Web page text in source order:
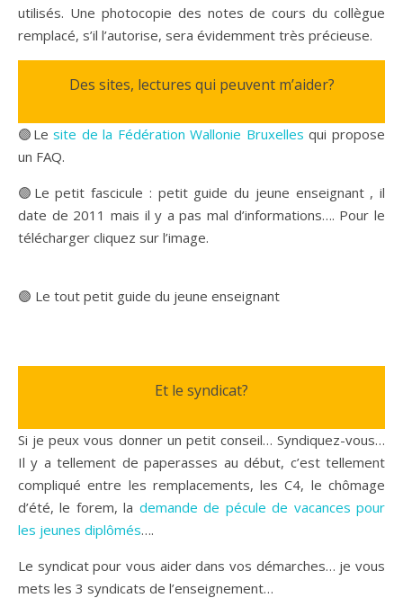
utilisés. Une photocopie des notes de cours du collègue
remplacé, s’il l’autorise, sera évidemment très précieuse.
Des sites, lectures qui peuvent m’aider?
🟣Lesite de la Fédération Wallonie Bruxelles qui propose
un FAQ.
🟣Le petit fascicule : petit guide du jeune enseignant , il
date de 2011 mais il y a pas mal d’informations…. Pour le
télécharger cliquez sur l’image.
🟣 Le tout petit guide du jeune enseignant
Et le syndicat?
Si je peux vous donner un petit conseil… Syndiquez-vous…
Il y a tellement de paperasses au début, c’est tellement
compliqué entre les remplacements, les C4, le chômage
d’été, le forem, la demande de pécule de vacances pour
les jeunes diplômés….
Le syndicat pour vous aider dans vos démarches… je vous
mets les 3 syndicats de l’enseignement…